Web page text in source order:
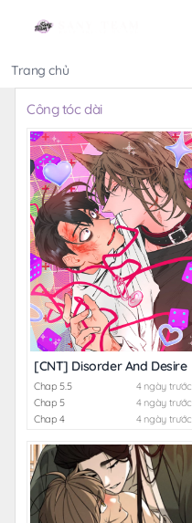
Trang chủ
Công tóc dài
[CNT] Disorder And Desire
Chap 5.5
4 ngày trước
Chap 5
4 ngày trước
Chap 4
4 ngày trước